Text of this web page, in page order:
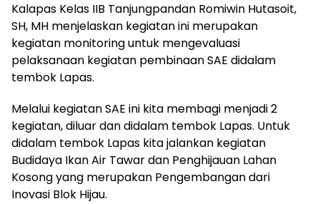
Kalapas Kelas IIB Tanjungpandan Romiwin Hutasoit,
SH, MH menjelaskan kegiatan ini merupakan
kegiatan monitoring untuk mengevaluasi
pelaksanaan kegiatan pembinaan SAE didalam
tembok Lapas.
Melalui kegiatan SAE ini kita membagi menjadi 2
kegiatan, diluar dan didalam tembok Lapas. Untuk
didalam tembok Lapas kita jalankan kegiatan
Budidaya Ikan Air Tawar dan Penghijauan Lahan
Kosong yang merupakan Pengembangan dari
Inovasi Blok Hijau.